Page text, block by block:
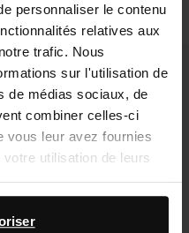
personnaliser le contenu
relatives aux
trafic. Nous
sur l'utilisation de
de médias sociaux, de
combiner celles-ci
vous leur avez fournies
utilisation de leurs
Google à des fins de
199.99